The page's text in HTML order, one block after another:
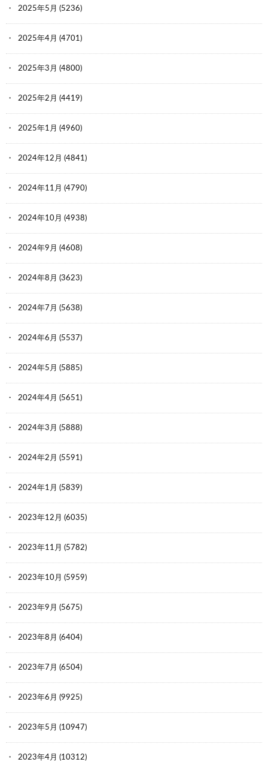
2025年5月 (5236)
2025年4月 (4701)
2025年3月 (4800)
2025年2月 (4419)
2025年1月 (4960)
2024年12月 (4841)
2024年11月 (4790)
2024年10月 (4938)
2024年9月 (4608)
2024年8月 (3623)
2024年7月 (5638)
2024年6月 (5537)
2024年5月 (5885)
2024年4月 (5651)
2024年3月 (5888)
2024年2月 (5591)
2024年1月 (5839)
2023年12月 (6035)
2023年11月 (5782)
2023年10月 (5959)
2023年9月 (5675)
2023年8月 (6404)
2023年7月 (6504)
2023年6月 (9925)
2023年5月 (10947)
2023年4月 (10312)